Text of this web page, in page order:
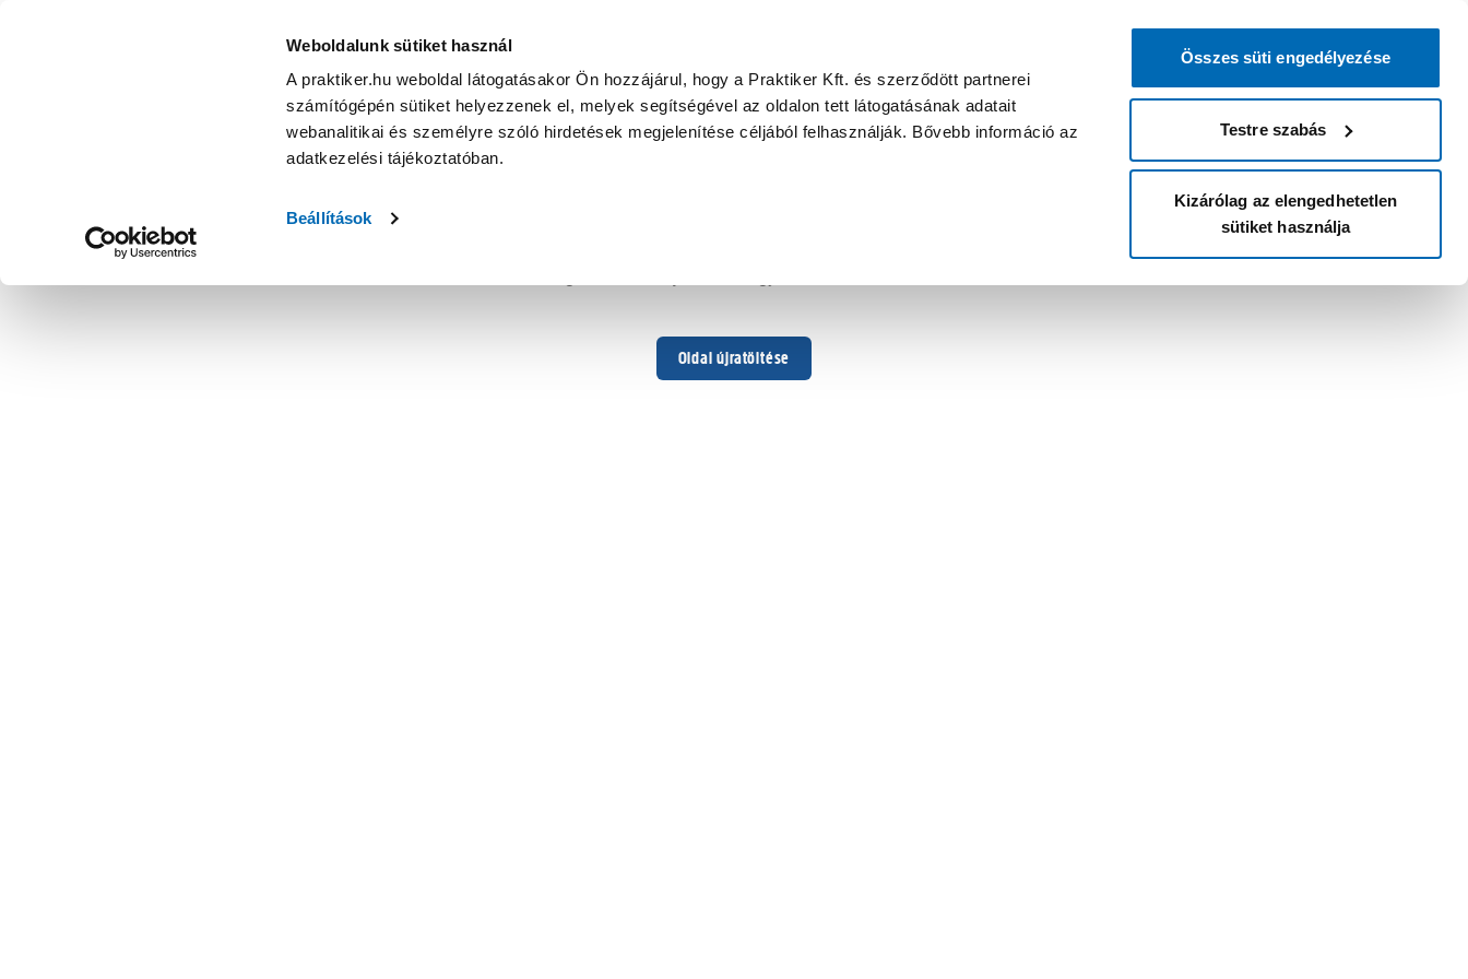
Weboldalunk sütiket használ
A praktiker.hu weboldal látogatásakor Ön hozzájárul, hogy a Praktiker Kft. és szerződött partnerei
számítógépén sütiket helyezzenek el, melyek segítségével az oldalon tett látogatásának adatait
webanalitikai és személyre szóló hirdetések megjelenítése céljából felhasználják. Bővebb információ az
adatkezelési tájékoztatóban.
Beállítások
Összes süti engedélyezése
Testre szabás
Kizárólag az elengedhetetlen
sütiket használja
Oldal újratöltése